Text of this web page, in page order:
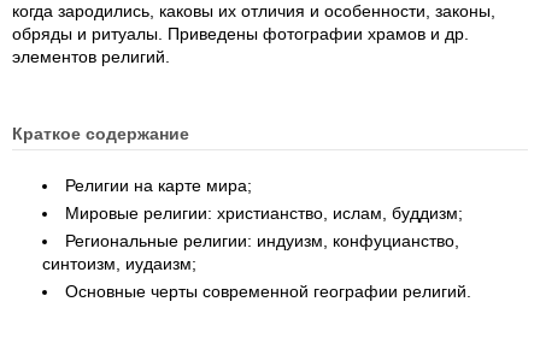
когда зародились, каковы их отличия и особенности, законы,
обряды и ритуалы. Приведены фотографии храмов и др.
элементов религий.
Краткое содержание
Религии на карте мира;
Мировые религии: христианство, ислам, буддизм;
Региональные религии: индуизм, конфуцианство,
синтоизм, иудаизм;
Основные черты современной географии религий.